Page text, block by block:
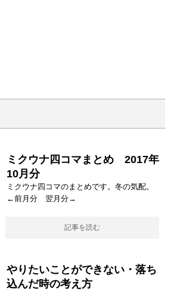
ミクウナ四コマまとめ 2017年
10月分
ミクウナ四コマのまとめです。冬の気配。
←前月分 翌月分→
記事を読む
やりたいことができない・落ち
込んだ時の考え方